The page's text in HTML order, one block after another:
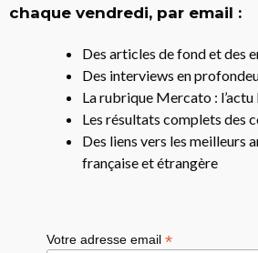
chaque vendredi, par email :
Des articles de fond et des
Des interviews en
La rubrique Mercato : l’actu
Les résultats complets des
Des liens vers les meilleurs
française et étrangère
Votre adresse email*